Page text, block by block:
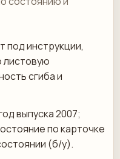
под инструкции,
листовую
сгиба и
выпуска 2007;
по карточке
(б/у).